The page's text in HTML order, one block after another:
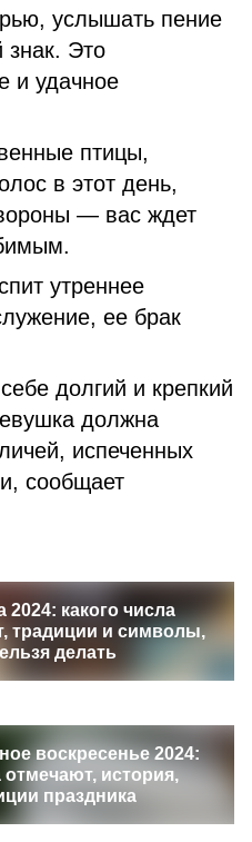
услышать пение
Это
и удачное
птицы,
в этот день,
— вас ждет
утреннее
ее брак
долгий и крепкий
должна
испеченных
сообщает
2024: какого числа
традиции и символы,
делать
воскресенье 2024:
отмечают, история,
праздника